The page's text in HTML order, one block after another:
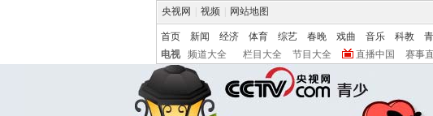
央视网 视频 网站地图
首页 新闻 经济 体育 综艺 春晚 戏曲 音乐 科教
电视
频道大全 栏目大全 节目大全 直播中国 赛事